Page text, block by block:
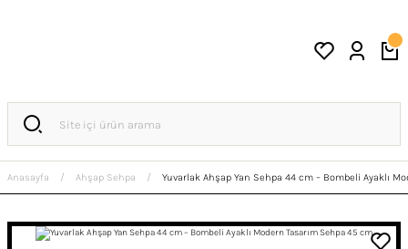
Anasayfa Ahşap Sehpa Yuvarlak Ahşap Yan Sehpa 44 cm – Bombeli Ayaklı